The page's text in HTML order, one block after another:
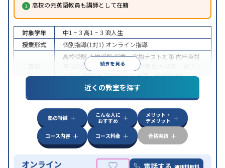
高校の元英語教員も講師として在籍
続きを見る
対象学年 中1 ~ 3 高1 ~ 3 浪人生
授業形式
個別指導(1対1) オンライン指導
高校受験大学受験授業・定期テスト対策 内申点対
学習習慣の定着国公立大対策
ト対策英検(英語検定)対策英語・英会話特化対策
特徴
中高一貫校生に対応授業の振替可能
学習にPC・タブレットを利用オンライン対応1
科目から受講可能
近くの教室を探す
塾の特徴
こんな人に
おすすめ
メリット・
デメリット
コース内容
コース料金 合格実績
オンライン 電話する